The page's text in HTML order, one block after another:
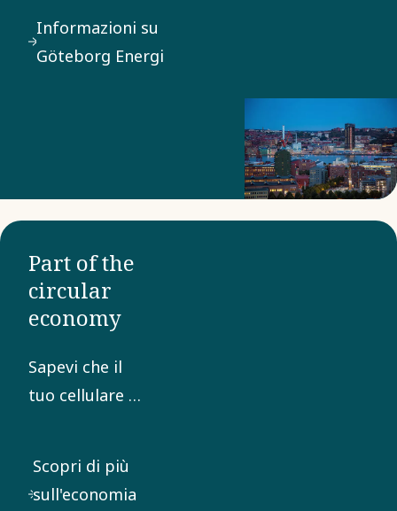
emissioni di carbonio.
Un esempio consolidato
pompa di calore in
grado di trasformare le
acque reflue in energia
Informazioni su
Göteborg Energi
Part of the
circular
economy
Sapevi che il
tuo cellulare è
Boliden
Scopri di più
sull'economia